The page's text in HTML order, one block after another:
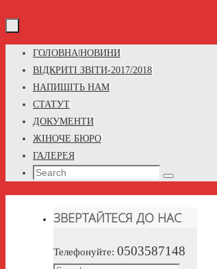
Skip
content
ГОЛОВНА|НОВИНИ
ВІДКРИТІ ЗВІТИ-2017/2018
НАПИШІТЬ НАМ
СТАТУТ
ДОКУМЕНТИ
ЖІНОЧЕ БЮРО
ГАЛЕРЕЯ
Search
Search
ЗВЕРТАЙТЕСЯ ДО НАС
Телефонуйте: 0503587148